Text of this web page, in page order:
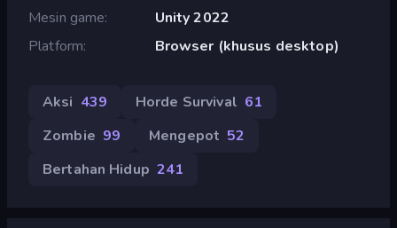
Mesin game
Unity 2022
Platform
Browser (khusus desktop)
Aksi 439 Horde Survival 61
Zombie 99 Mengepot 52
Bertahan Hidup 241